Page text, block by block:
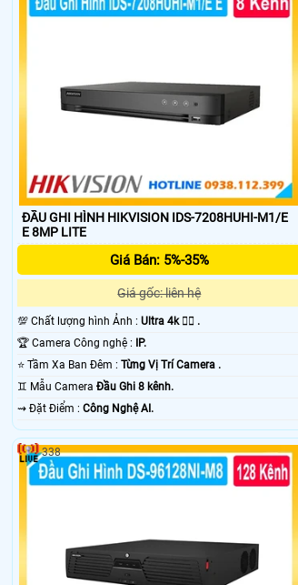
ĐẦU GHI HÌNH HIKVISION IDS-7208HUHI-M1/E
E 8MP LITE
Giá Bán: 5%-35%
Giá gốc: liên hệ
💯 Chất lượng hình Ảnh : Ultra 4k 👍🏾 .
🏆 Camera Công nghệ :
IP.
⭐ Tầm Xa Ban Đêm : Từng Vị Trí Camera .
♊ Mẫu Camera Đầu Ghi 8 kênh.
️⇝ Đặt Điểm : Công Nghệ AI.
338